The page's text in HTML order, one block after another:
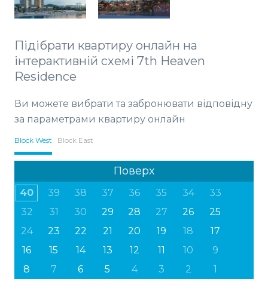
Підібрати квартиру онлайн на
інтерактивній схемі 7th Heaven
Residence
Ви можете вибрати та забронювати відповідну
за параметрами квартиру онлайн
Block West Block East
Поверх
40 39 38 37 36 35 34
33
32
31 30 29 28 27 26
25
24
23 22 21 20 19 18
17
16
15 14 13 12 11 10
9
8
7 6 5 4 3 2 1